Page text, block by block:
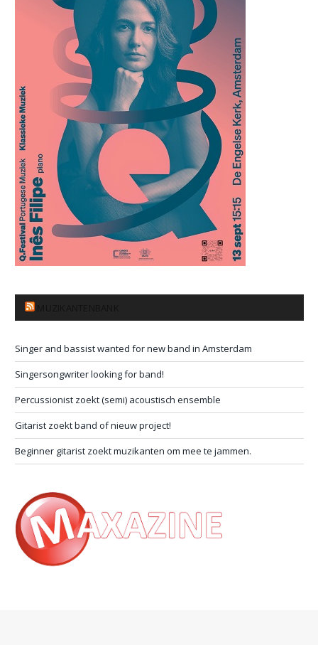
Singer and bassist wanted for new band in Amsterdam
Singersongwriter looking for band!
Percussionist zoekt (semi) acoustisch ensemble
Gitarist zoekt band of nieuw project!
Beginner gitarist zoekt muzikanten om mee te jammen.